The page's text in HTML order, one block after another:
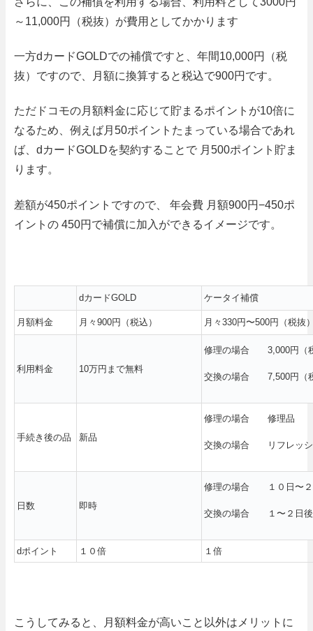
～ 11,000円（税抜）が費用としてかかります
一方d カードGOLDでの補償ですと、年間10,000円（税
抜）ですので、月額に換算すると税込で900円です。
ただドコモの月額料金に応じて貯まるポイントが10倍に
なるため、 例えば月50ポイントたまっている場合であれ
ば、dカードGOLDを契約することで 月500ポイント貯ま
ります。
差額が450ポイントですので、 年会費 月額900円−450ポ
イントの 450円で補償に加入ができるイメージです。
dカードGOLD ケータイ補償
月額料金 月々900円（税込） 月々330円〜500円（税抜
利用料金 10万円まで無料
修理の場合 3,000円（
交換の場合 7,500円（
手続き後の品 新品
修理の場合 修理品
交換の場合 リフレッシ
日数 即時
修理の場合 １０日〜２
交換の場合 １〜２日後
dポイント １０倍 １倍
こうしてみると、月額料金が高いこと以外はメリットに